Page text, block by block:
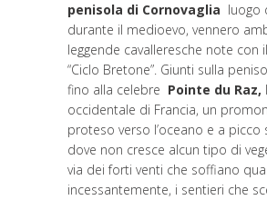
penisola di Cornovaglia luogo
durante il medioevo, vennero
leggende cavalleresche note con
“Ciclo Bretone”. Giunti sulla
fino alla celebre Pointe du Raz,
occidentale di Francia, un
proteso verso l’oceano e a picco
dove non cresce alcun tipo di
via dei forti venti che soffiano
incessantemente, i sentieri che